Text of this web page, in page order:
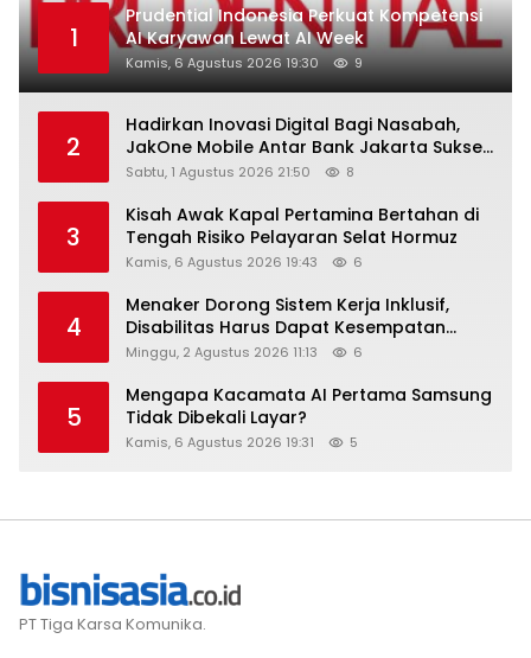
1
Prudential Indonesia Perkuat Kompetensi
AI Karyawan Lewat AI Week
Kamis, 6 Agustus 2026 19:30 9
2
Hadirkan Inovasi Digital Bagi Nasabah,
JakOne Mobile Antar Bank Jakarta Sukses
Raih Digital Excellence Awards 2026
Sabtu, 1 Agustus 2026 21:50 8
3
Kisah Awak Kapal Pertamina Bertahan di
Tengah Risiko Pelayaran Selat Hormuz
Kamis, 6 Agustus 2026 19:43 6
4
Menaker Dorong Sistem Kerja Inklusif,
Disabilitas Harus Dapat Kesempatan
Setara
Minggu, 2 Agustus 2026 11:13 6
5
Mengapa Kacamata AI Pertama Samsung
Tidak Dibekali Layar?
Kamis, 6 Agustus 2026 19:31 5
PT Tiga Karsa Komunika.